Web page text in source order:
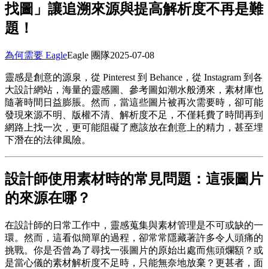
找圖」讓追溯來源與提高解析度不再是難
題！
為何需要 EagleEagle 團隊2025-07-08
靈感是創意的源泉，從 Pinterest 到 Behance，從 Instagram 到各
大設計網站，海量的靈感圖、參考圖如潮水般湧來，素材庫也
隨著時間日益膨脹。然而，當這些圖片被再次需要時，卻可能
發現來源不明、版權不清、解析度不足，不僅耗費了時間再到
網路上找一次，更可能阻礙了應該放在創意上的精力，甚至埋
下潛在的法律風險。
設計師使用素材時的常見問題：這張圖片
的來源在哪？
在設計師的日常工作中，靈感蒐集與素材管理是不可或缺的一
環。然而，這看似簡單的過程，卻常常隱藏著許多令人頭痛的
挑戰。你是否曾為了尋找一張圖片的原始出處而焦頭爛額？或
是當心儀的素材解析度不足時，只能無奈地放棄？更甚者，面